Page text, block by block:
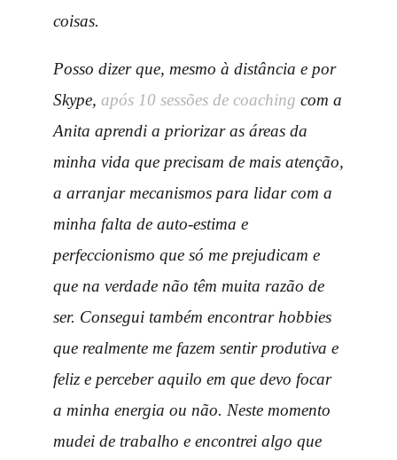
coisas.
Posso dizer que, mesmo à distância e por
Skype, após 10 sessões de coaching com a
Anita aprendi a priorizar as áreas da
minha vida que precisam de mais atenção,
a arranjar mecanismos para lidar com a
minha falta de auto-estima e
perfeccionismo que só me prejudicam e
que na verdade não têm muita razão de
ser. Consegui também encontrar hobbies
que realmente me fazem sentir produtiva e
feliz e perceber aquilo em que devo focar
a minha energia ou não. Neste momento
mudei de trabalho e encontrei algo que